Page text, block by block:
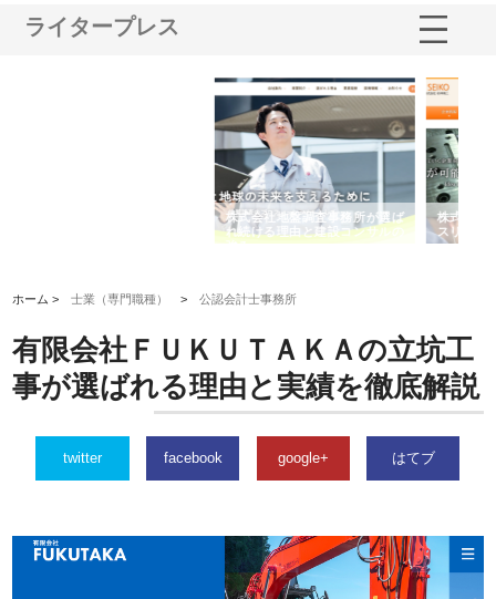
ライタープレス
株式会社名神精工の最新ニュー
スリリース一覧と注目トピック
有限会社エム・ビルドが南多摩
で選ばれる道路舗装と土木工事
の実力
ホーム >士業（専門職種） >公認会計士事務所
有限会社ＦＵＫＵＴＡＫＡの立坑工
事が選ばれる理由と実績を徹底解説
twitter facebook google+ はてブ